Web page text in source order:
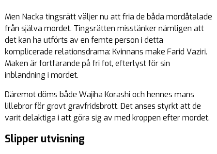
Men Nacka tingsrätt väljer nu att fria de båda mordåtalade
från själva mordet. Tingsrätten misstänker nämligen att
det kan ha utförts av en femte person i detta
komplicerade relationsdrama: Kvinnans make Farid Vaziri.
Maken är fortfarande på fri fot, efterlyst för sin
inblandning i mordet.
Däremot döms både Wajiha Korashi och hennes mans
lillebror för grovt gravfridsbrott. Det anses styrkt att de
varit delaktiga i att göra sig av med kroppen efter mordet.
Slipper utvisning